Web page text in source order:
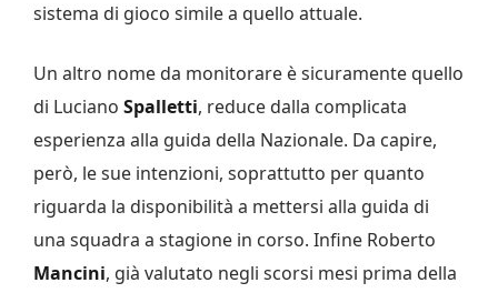
sistema di gioco simile a quello attuale.
Un altro nome da monitorare è sicuramente quello
di Luciano Spalletti, reduce dalla complicata
esperienza alla guida della Nazionale. Da capire,
però, le sue intenzioni, soprattutto per quanto
riguarda la disponibilità a mettersi alla guida di
una squadra a stagione in corso. Infine Roberto
Mancini, già valutato negli scorsi mesi prima della